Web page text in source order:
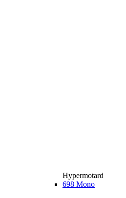
Hypermotard
698 Mono